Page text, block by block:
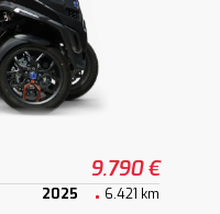
9.790 €
2025 6.421 km